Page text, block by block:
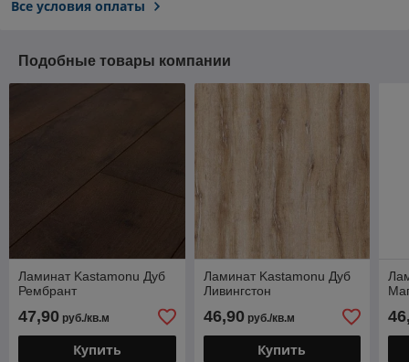
Все условия оплаты
Подобные товары компании
Ламинат Kastamonu Дуб
Рембрант
47,90 руб./кв.м
Купить
Ламинат Kastamonu Дуб
Ливингстон
46,90руб./кв.м
Купить